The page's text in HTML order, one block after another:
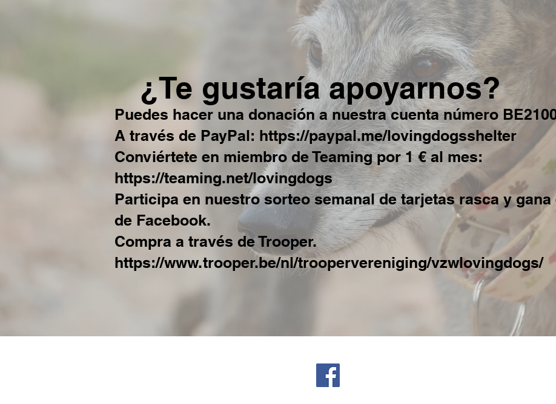
¿Te gustaría apoyarnos?
Puedes hacer una donación a nuestra cuenta número
A través de PayPal: https://paypal.me/lovingdogsshelter
Conviértete en miembro de Teaming por 1 € al mes:
https://teaming.net/lovingdogs
Participa en nuestro sorteo semanal de tarjetas rasca y
de Facebook.
Compra a través de Trooper.
https://www.trooper.be/nl/troopervereniging/vzwlovingdogs/